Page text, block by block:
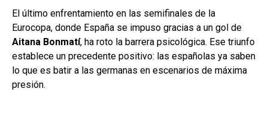
El último enfrentamiento en las semifinales de la
Eurocopa, donde España se impuso gracias a un gol de
Aitana Bonmatí, ha roto la barrera psicológica. Ese triunfo
establece un precedente positivo: las españolas ya saben
lo que es batir a las germanas en escenarios de máxima
presión.